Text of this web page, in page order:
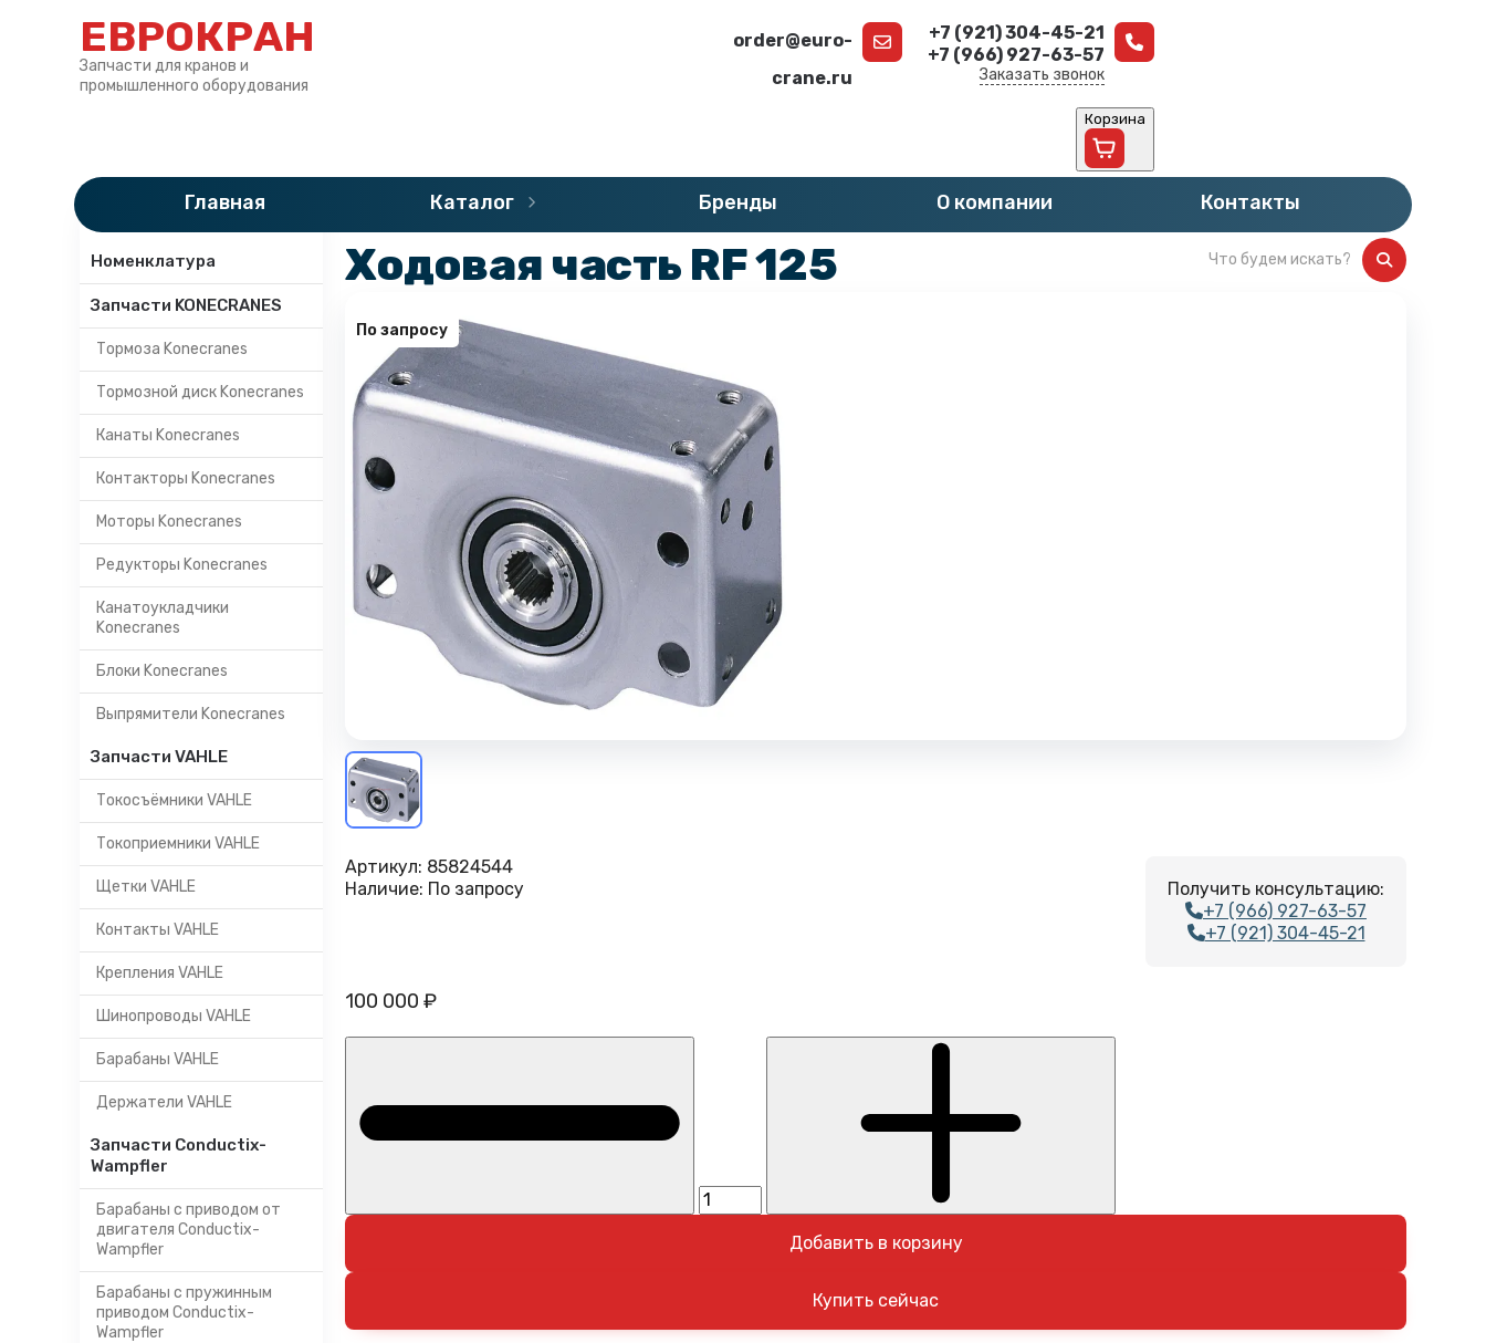
ЕВРОКРАН
Запчасти для кранов и
промышленного оборудования
order@euro-
crane.ru
+7 (921) 304-45-21
+7 (966) 927-63-57
Заказать звонок
Корзина
Главная Каталог Бренды О компании Контакты
Категории
Номенклатура
Запчасти KONECRANES
Тормоза Konecranes
Тормозной диск Konecranes
Канаты Konecranes
Контакторы Konecranes
Моторы Konecranes
Редукторы Konecranes
Канатоукладчики
Konecranes
Блоки Konecranes
Выпрямители Konecranes
Запчасти VAHLE
Токосъёмники VAHLE
Токоприемники VAHLE
Щетки VAHLE
Контакты VAHLE
Крепления VAHLE
Шинопроводы VAHLE
Барабаны VAHLE
Держатели VAHLE
Запчасти Conductix-
Wampfler
Барабаны с приводом от
двигателя Conductix-
Wampfler
Барабаны с пружинным
приводом Conductix-
Wampfler
»Каталог » Запчасти DEMAG Колеса DEMAG
Ходовая часть RF 125
По запросу
Получить консультацию:
+7 (966) 927-63-57
+7 (921) 304-45-21
Артикул: 85824544
Наличие: По запросу
100 000 ₽
Добавить в корзину